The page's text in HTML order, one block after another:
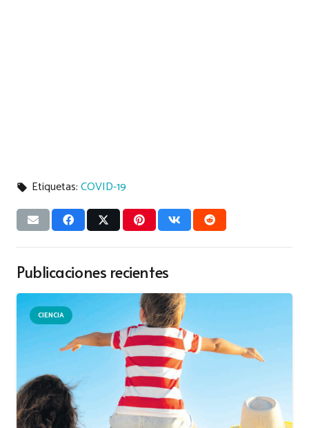
local_offer Etiquetas:COVID-19
Publicaciones recientes
CIENCIA